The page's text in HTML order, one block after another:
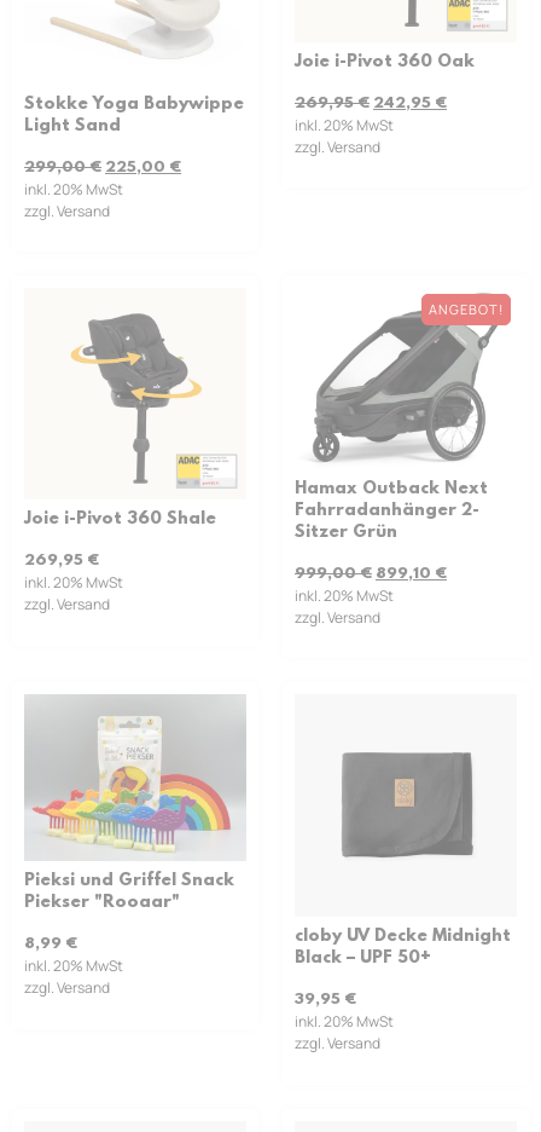
Stokke Yoga Babywippe
Light Sand
299,00€ 225,00 €
inkl. 20% MwSt
zzgl. Versand
Joie i-Pivot 360 Oak
269,95€ 242,95 €
inkl. 20% MwSt
zzgl. Versand
Joie i-Pivot 360 Shale
269,95 €
inkl. 20% MwSt
zzgl. Versand
ANGEBOT!
Hamax Outback Next
Fahrradanhänger 2-
Sitzer Grün
999,00€ 899,10 €
inkl. 20% MwSt
zzgl. Versand
Pieksi und Griffel Snack
Piekser "Rooaar"
8,99 €
inkl. 20% MwSt
zzgl. Versand
cloby UV Decke Midnight
Black – UPF 50+
39,95 €
inkl. 20% MwSt
zzgl. Versand